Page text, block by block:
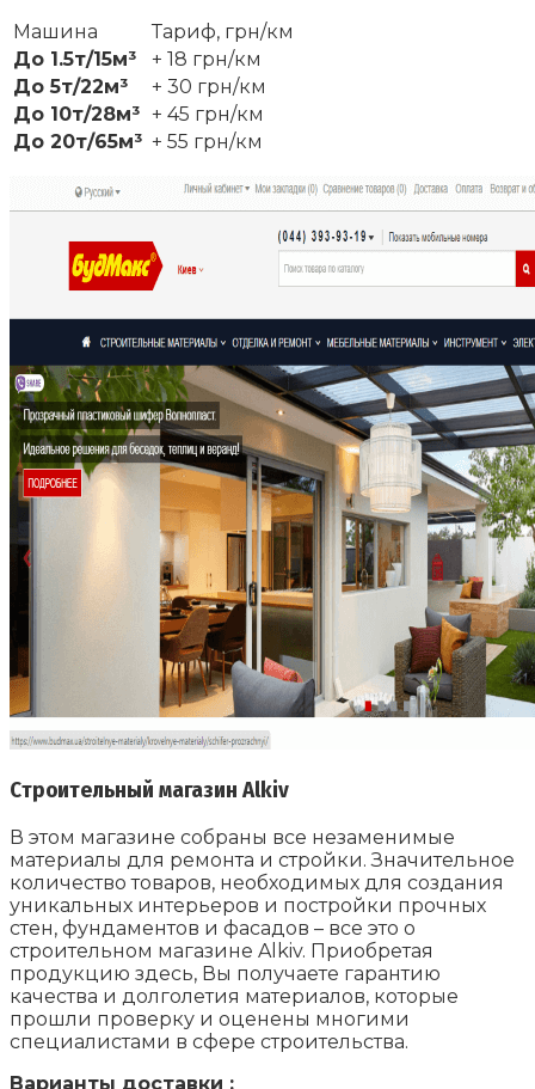
Машина
Тариф, грн/км
До 1.5т/15м³
+ 18 грн/км
До 5т/22м³
+ 30 грн/км
До 10т/28м³ + 45 грн/км
До 20т/65м³ + 55 грн/км
Cтроительный магазин Alkiv
В этом магазине собраны все незаменимые
материалы для ремонта и стройки. Значительное
количество товаров, необходимых для создания
уникальных интерьеров и постройки прочных
стен, фундаментов и фасадов – все это о
строительном магазине Alkiv. Приобретая
продукцию здесь, Вы получаете гарантию
качества и долголетия материалов, которые
прошли проверку и оценены многими
специалистами в сфере строительства.
Варианты доставки :